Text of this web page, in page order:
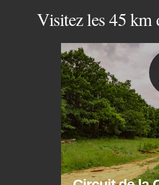
Visitez les 45 km